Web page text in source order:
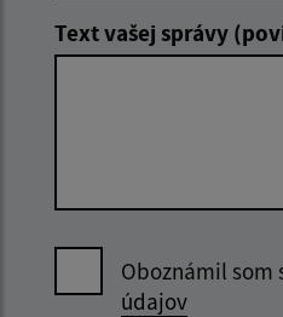
Text vašej správy
Oboznámil som
údajov